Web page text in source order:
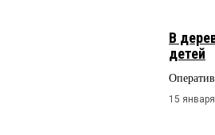
В
детей
15